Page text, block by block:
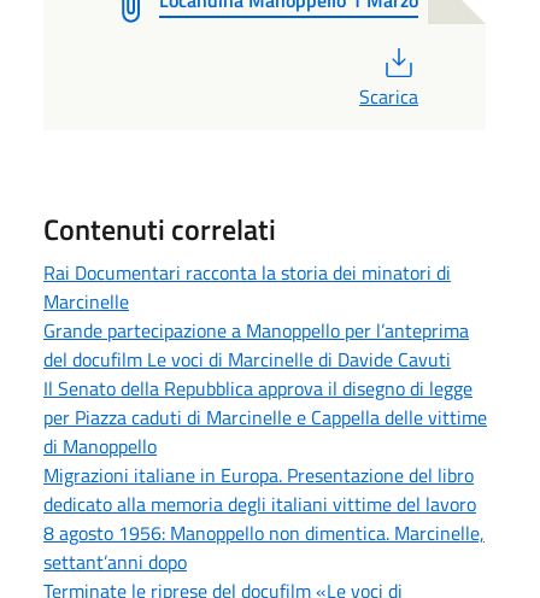
Scarica
Contenuti correlati
Rai Documentari racconta la storia dei minatori di
Marcinelle
Grande partecipazione a Manoppello per l’anteprima
del docufilm Le voci di Marcinelle di Davide Cavuti
Il Senato della Repubblica approva il disegno di legge
per Piazza caduti di Marcinelle e Cappella delle vittime
di Manoppello
Migrazioni italiane in Europa. Presentazione del libro
dedicato alla memoria degli italiani vittime del lavoro
8 agosto 1956: Manoppello non dimentica. Marcinelle,
settant’anni dopo
Terminate le riprese del docufilm «Le voci di